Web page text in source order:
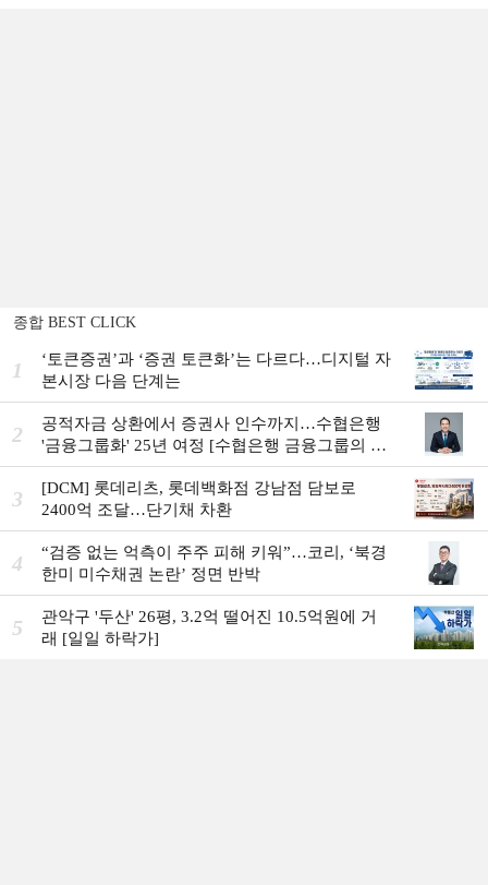
종합 BEST CLICK
1
‘토큰증권’과 ‘증권 토큰화’는 다르다…디지털 자
본시장 다음 단계는
2
공적자금 상환에서 증권사 인수까지…수협은행
'금융그룹화' 25년 여정 [수협은행 금융그룹의 꿈
①]
3
[DCM] 롯데리츠, 롯데백화점 강남점 담보로
2400억 조달…단기채 차환
4
“검증 없는 억측이 주주 피해 키워”…코리, ‘북경
한미 미수채권 논란’ 정면 반박
5
관악구 '두산' 26평, 3.2억 떨어진 10.5억원에 거
래 [일일 하락가]